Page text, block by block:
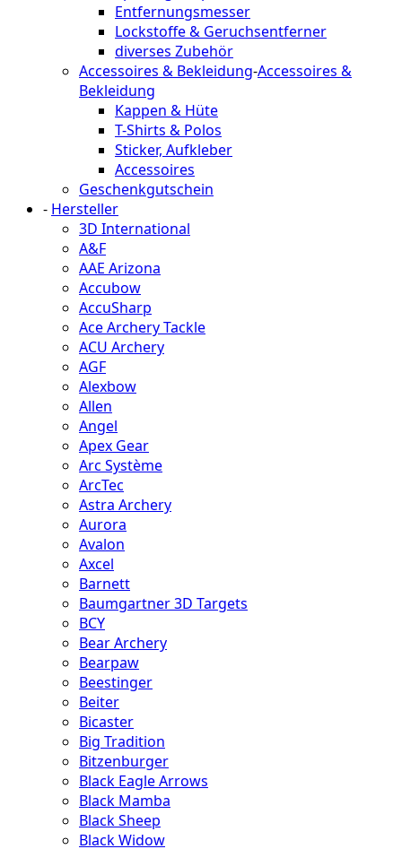
Entfernungsmesser
Lockstoffe & Geruchsentferner
diverses Zubehör
Accessoires & Bekleidung-Accessoires &
Bekleidung
Kappen & Hüte
T-Shirts & Polos
Sticker, Aufkleber
Accessoires
Geschenkgutschein
- Hersteller
3D International
A&F
AAE Arizona
Accubow
AccuSharp
Ace Archery Tackle
ACU Archery
AGF
Alexbow
Allen
Angel
Apex Gear
Arc Système
ArcTec
Astra Archery
Aurora
Avalon
Axcel
Barnett
Baumgartner 3D Targets
BCY
Bear Archery
Bearpaw
Beestinger
Beiter
Bicaster
Big Tradition
Bitzenburger
Black Eagle Arrows
Black Mamba
Black Sheep
Black Widow